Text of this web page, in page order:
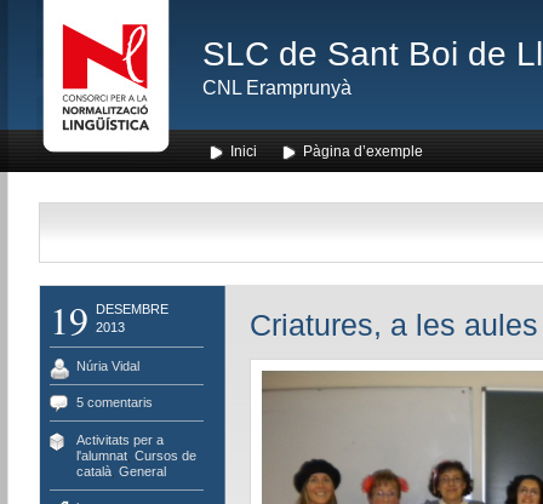
SLC de Sant Boi de
CNL Eramprunyà
Inici Pàgina d’exemple
19
DESEMBRE
2013
Núria Vidal
5 comentaris
Activitats per a
l'alumnat, Cursos de
català, General
Criatures, a les